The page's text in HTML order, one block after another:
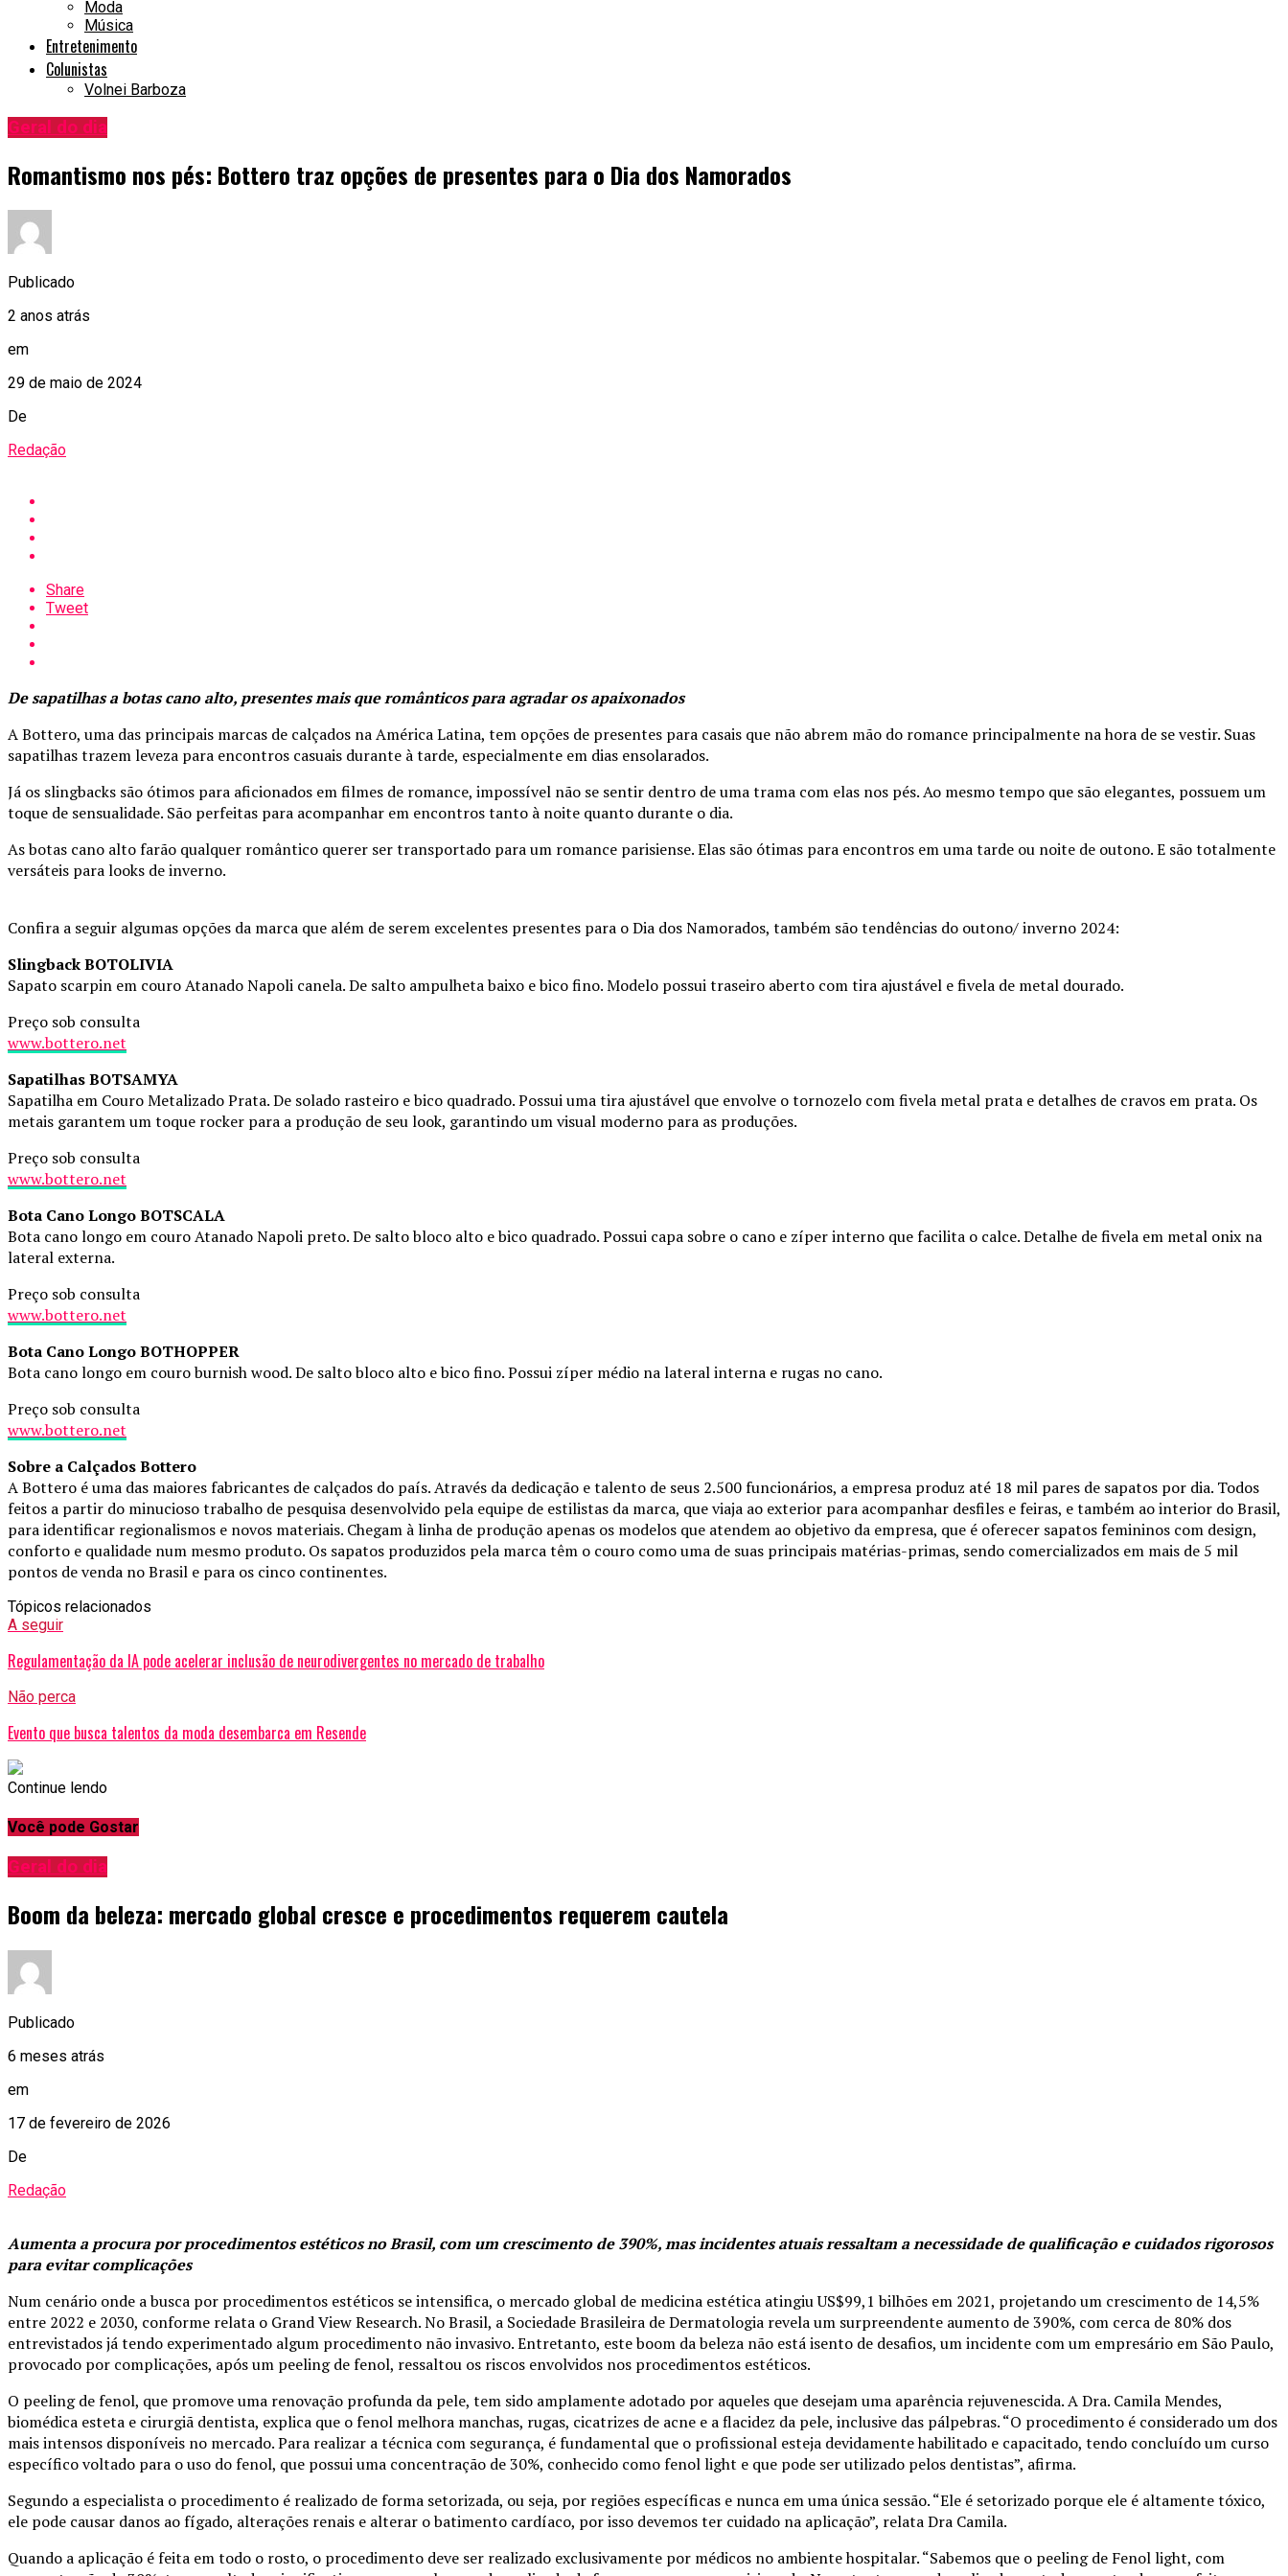
Moda
Música
Entretenimento
Colunistas
Volnei Barboza
Geral do dia
Romantismo nos pés: Bottero traz opções de presentes para o Dia dos Namorados
Publicado
2 anos atrás
em
29 de maio de 2024
De
Redação
Share
Tweet
De sapatilhas a botas cano alto, presentes mais que românticos para agradar os apaixonados
A Bottero, uma das principais marcas de calçados na América Latina, tem opções de presentes para casais que não abrem mão do romance principalmente na hora de se vestir. Suas
sapatilhas trazem leveza para encontros casuais durante à tarde, especialmente em dias ensolarados.
Já os slingbacks são ótimos para aficionados em filmes de romance, impossível não se sentir dentro de uma trama com elas nos pés. Ao mesmo tempo que são elegantes, possuem um
toque de sensualidade. São perfeitas para acompanhar em encontros tanto à noite quanto durante o dia.
As botas cano alto farão qualquer romântico querer ser transportado para um romance parisiense. Elas são ótimas para encontros em uma tarde ou noite de outono. E são totalmente
versáteis para looks de inverno.
Confira a seguir algumas opções da marca que além de serem excelentes presentes para o Dia dos Namorados, também são tendências do outono/ inverno 2024:
Slingback BOTOLIVIA
Sapato scarpin em couro Atanado Napoli canela. De salto ampulheta baixo e bico fino. Modelo possui traseiro aberto com tira ajustável e fivela de metal dourado.
Preço sob consulta
www.bottero.net
Sapatilhas BOTSAMYA
Sapatilha em Couro Metalizado Prata. De solado rasteiro e bico quadrado. Possui uma tira ajustável que envolve o tornozelo com fivela metal prata e detalhes de cravos em prata. Os
metais garantem um toque rocker para a produção de seu look, garantindo um visual moderno para as produções.
Preço sob consulta
www.bottero.net
Bota Cano Longo BOTSCALA
Bota cano longo em couro Atanado Napoli preto. De salto bloco alto e bico quadrado. Possui capa sobre o cano e zíper interno que facilita o calce. Detalhe de fivela em metal onix na
lateral externa.
Preço sob consulta
www.bottero.net
Bota Cano Longo BOTHOPPER
Bota cano longo em couro burnish wood. De salto bloco alto e bico fino. Possui zíper médio na lateral interna e rugas no cano.
Preço sob consulta
www.bottero.net
Sobre a Calçados Bottero
A Bottero é uma das maiores fabricantes de calçados do país. Através da dedicação e talento de seus 2.500 funcionários, a empresa produz até 18 mil pares de sapatos por dia. Todos
feitos a partir do minucioso trabalho de pesquisa desenvolvido pela equipe de estilistas da marca, que viaja ao exterior para acompanhar desfiles e feiras, e também ao interior do Brasil,
para identificar regionalismos e novos materiais. Chegam à linha de produção apenas os modelos que atendem ao objetivo da empresa, que é oferecer sapatos femininos com design,
conforto e qualidade num mesmo produto. Os sapatos produzidos pela marca têm o couro como uma de suas principais matérias-primas, sendo comercializados em mais de 5 mil
pontos de venda no Brasil e para os cinco continentes.
Tópicos relacionados
A seguir
Regulamentação da IA pode acelerar inclusão de neurodivergentes no mercado de trabalho
Não perca
Evento que busca talentos da moda desembarca em Resende
Continue lendo
Você pode Gostar
Geral do dia
Boom da beleza: mercado global cresce e procedimentos requerem cautela
Publicado
6 meses atrás
em
17 de fevereiro de 2026
De
Redação
Aumenta a procura por procedimentos estéticos no Brasil, com um crescimento de 390%, mas incidentes atuais ressaltam a necessidade de qualificação e cuidados rigorosos
para evitar complicações
Num cenário onde a busca por procedimentos estéticos se intensifica, o mercado global de medicina estética atingiu US$99,1 bilhões em 2021, projetando um crescimento de 14,5%
entre 2022 e 2030, conforme relata o Grand View Research. No Brasil, a Sociedade Brasileira de Dermatologia revela um surpreendente aumento de 390%, com cerca de 80% dos
entrevistados já tendo experimentado algum procedimento não invasivo. Entretanto, este boom da beleza não está isento de desafios, um incidente com um empresário em São Paulo,
provocado por complicações, após um peeling de fenol, ressaltou os riscos envolvidos nos procedimentos estéticos.
O peeling de fenol, que promove uma renovação profunda da pele, tem sido amplamente adotado por aqueles que desejam uma aparência rejuvenescida. A Dra. Camila Mendes,
biomédica esteta e cirurgiã dentista, explica que o fenol melhora manchas, rugas, cicatrizes de acne e a flacidez da pele, inclusive das pálpebras. “O procedimento é considerado um dos
mais intensos disponíveis no mercado. Para realizar a técnica com segurança, é fundamental que o profissional esteja devidamente habilitado e capacitado, tendo concluído um curso
específico voltado para o uso do fenol, que possui uma concentração de 30%, conhecido como fenol light e que pode ser utilizado pelos dentistas”, afirma.
Segundo a especialista o procedimento é realizado de forma setorizada, ou seja, por regiões específicas e nunca em uma única sessão. “Ele é setorizado porque ele é altamente tóxico,
ele pode causar danos ao fígado, alterações renais e alterar o batimento cardíaco, por isso devemos ter cuidado na aplicação”, relata Dra Camila.
Quando a aplicação é feita em todo o rosto, o procedimento deve ser realizado exclusivamente por médicos no ambiente hospitalar. “Sabemos que o peeling de Fenol light, com